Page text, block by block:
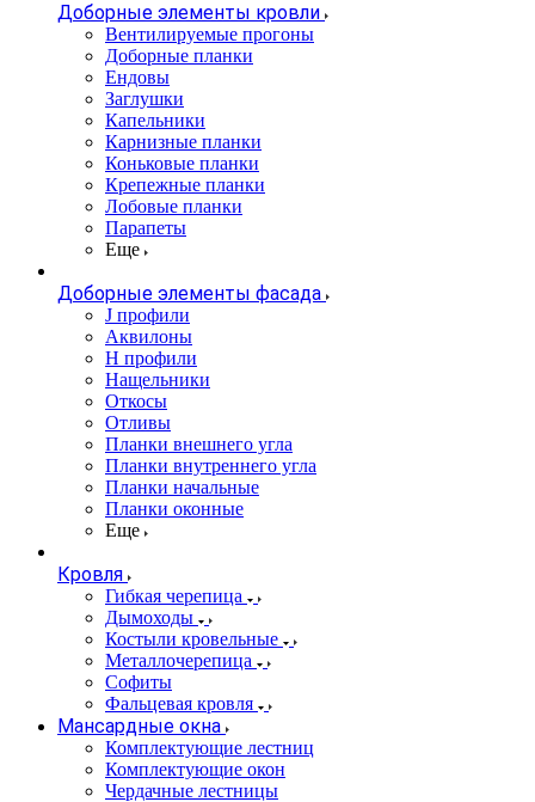
Доборные элементы кровли
Вентилируемые прогоны
Доборные планки
Ендовы
Заглушки
Капельники
Карнизные планки
Коньковые планки
Крепежные планки
Лобовые планки
Парапеты
Еще
Доборные элементы фасада
J профили
Аквилоны
Н профили
Нащельники
Откосы
Отливы
Планки внешнего угла
Планки внутреннего угла
Планки начальные
Планки оконные
Еще
Кровля
Гибкая черепица
Дымоходы
Костыли кровельные
Металлочерепица
Софиты
Фальцевая кровля
Мансардные окна
Комплектующие лестниц
Комплектующие окон
Чердачные лестницы